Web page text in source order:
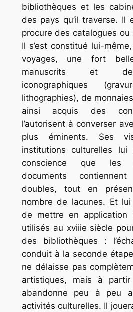
bibliothèques et les
des pays qu’il traverse. Il
procure des catalogues
Il s’est constitué lui-
voyages, une fort
manuscrits et de
iconographiques
lithographies), de
ainsi acquis des
l’autorisent à converser
plus éminents. Ses
institutions culturelles
conscience que les
documents
doubles, tout en
nombre de lacunes. Et lui
de mettre en application
utilisés au xviiie siècle
des bibliothèques :
conduit à la seconde
ne délaisse pas
artistiques, mais à
abandonne peu à peu
activités culturelles. Il